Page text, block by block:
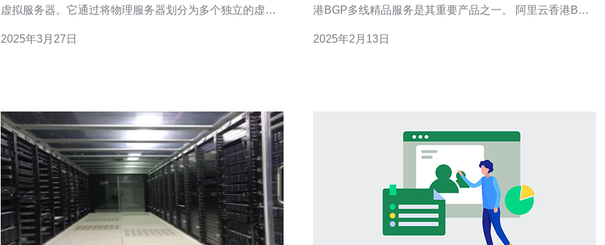
虚拟服务器。它通过将物理服务器划分为多个独立的虚拟
以独立运行。 香港作为一个国际化大都市，拥有发达的经
2025年3月27日
港BGP多线精品服务是其重要产品之一。 阿里云香港BGP
定、快速、安全的云计算体验。这项服务通过BGP（边界
2025年2月13日